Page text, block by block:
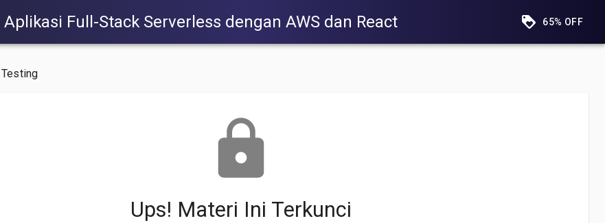
Full-Stack Serverless dengan AWS dan React 65% OFF
Ups! Materi Ini Terkunci